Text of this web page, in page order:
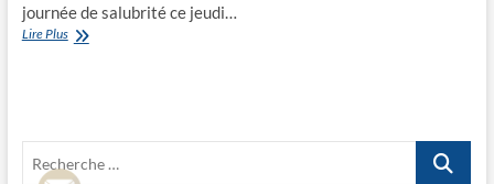
journée de salubrité ce jeudi…
Lire PlusYali
Recherche